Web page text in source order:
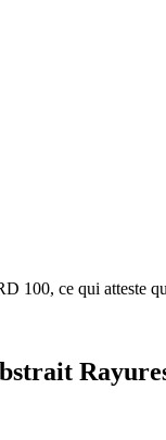
ce qui atteste